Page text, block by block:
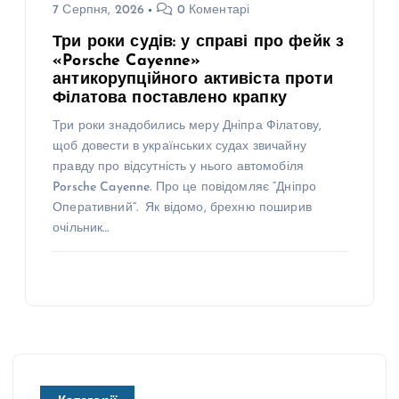
7 Серпня, 2026 0 Коментарі
Три роки судів: у справі про фейк з
«Porsche Cayenne»
антикорупційного активіста проти
Філатова поставлено крапку
Три роки знадобились меру Дніпра Філатову,
щоб довести в українських судах звичайну
правду про відсутність у нього автомобіля
Porsche Cayenne. Про це повідомляє “Дніпро
Оперативний”. Як відомо, брехню поширив
очільник…